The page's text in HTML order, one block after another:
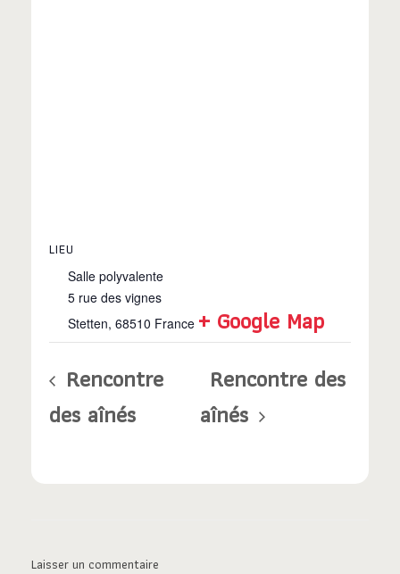
LIEU
Salle polyvalente
5 rue des vignes
Stetten, 68510 France + Google Map
Rencontre
des aînés
Rencontre des
aînés
Laisser un commentaire